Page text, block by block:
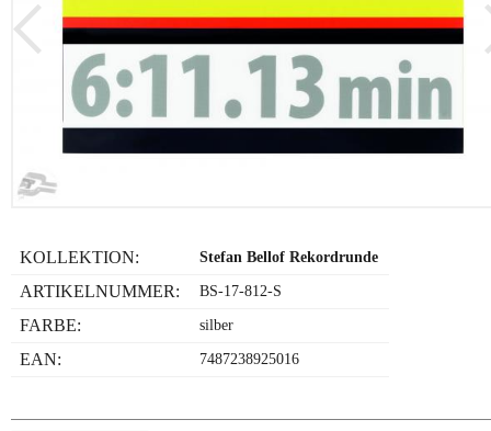
KOLLEKTION: Stefan Bellof Rekordrunde
ARTIKELNUMMER: BS-17-812-S
FARBE: silber
EAN: 7487238925016